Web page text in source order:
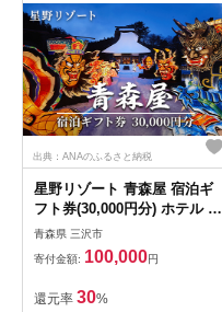
出典：ANAのふるさと納税
星野リゾート 青森屋 宿泊ギ
フト券(30,000円分) ホテル 旅
行 温泉 宿泊 東北 旅行券 宿
泊券 【星野リゾート】
【ms15-02】
青森県 三沢市
寄付金額: 100,000円
還元率 30%